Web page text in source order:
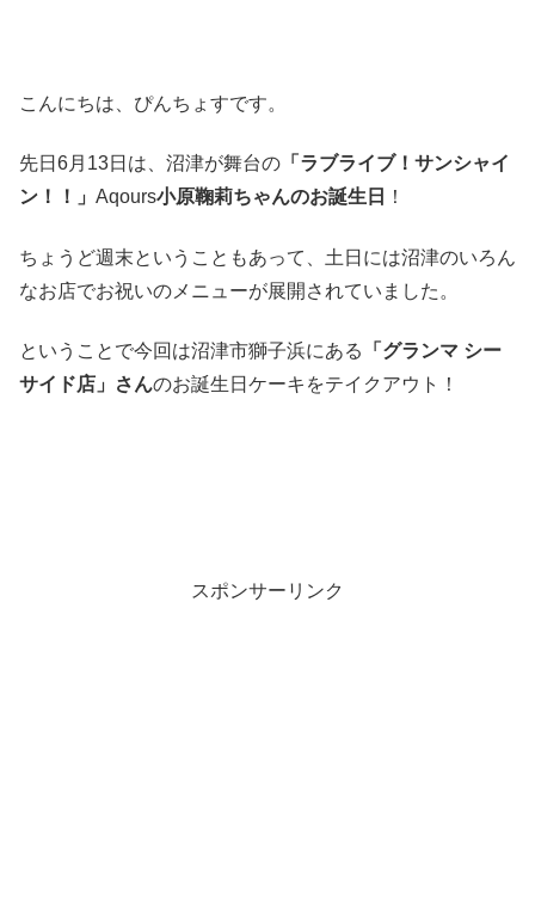
こんにちは、ぴんちょすです。
先日6月13日は、沼津が舞台の 「ラブライブ！サンシャイ
ン！！」 Aqours小原鞠莉ちゃんのお誕生日 ！
ちょうど週末ということもあって、土日には沼津のいろん
なお店でお祝いのメニューが展開されていました。
ということで今回は沼津市獅子浜にある
「グランマ シー
サイド店」さんのお誕生日ケーキをテイクアウト！
スポンサーリンク